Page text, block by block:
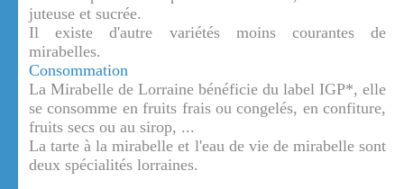
juteuse et sucrée.
Il existe d'autre variétés moins courantes de
mirabelles.
Consommation
La Mirabelle de Lorraine bénéficie du label IGP*, elle
se consomme en fruits frais ou congelés, en confiture,
fruits secs ou au sirop, ...
La tarte à la mirabelle et l'eau de vie de mirabelle sont
deux spécialités lorraines.